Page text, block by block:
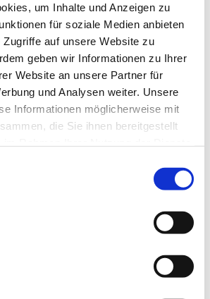
um Inhalte und Anzeigen zu
für soziale Medien anbieten
auf unsere Website zu
geben wir Informationen zu Ihrer
Website an unsere Partner für
und Analysen weiter. Unsere
Informationen möglicherweise mit
die Sie ihnen bereitgestellt